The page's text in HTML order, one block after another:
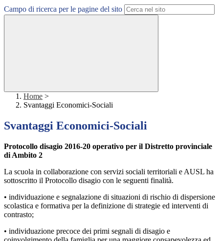
Campo di ricerca per le pagine del sito
Home >
Svantaggi Economici-Sociali
Svantaggi Economici-Sociali
Protocollo disagio 2016-20 operativo per il Distretto provinciale
di Ambito 2
La scuola in collaborazione con servizi sociali territoriali e AUSL ha
sottoscritto il Protocollo disagio con le seguenti finalità.
• individuazione e segnalazione di situazioni di rischio di dispersione
scolastica e formativa per la definizione di strategie ed interventi di
contrasto;
• individuazione precoce dei primi segnali di disagio e